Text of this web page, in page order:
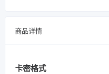
商品详情
卡密格式